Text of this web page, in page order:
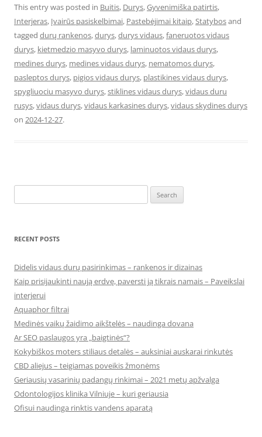
This entry was posted in Buitis, Durys,Gyvenimiška patirtis,
Interjeras, Įvairūs pasiskelbimai, Pastebėjimai kitaip,Statybosand
tagged durų rankenos,durys,durys vidaus,faneruotos vidaus
durys, kietmedzio masyvo durys, laminuotos vidaus durys,
medines durys, medines vidaus durys, nematomos durys,
pasleptos durys, pigios vidaus durys, plastikines vidaus durys,
spygliuociu masyvo durys,stiklines vidaus durys,vidaus duru
rusys,vidaus durys,vidaus karkasines durys,vidaus skydines durys
on 2024-12-27.
for:
RECENT POSTS
Didelis vidaus durų pasirinkimas – rankenos ir dizainas
Kaip prisijaukinti naują erdvę, paversti ją tikrais namais – Paveikslai
interjerui
Aquaphor filtrai
Medinės vaikų žaidimo aikštelės – naudinga dovana
Ar SEO paslaugos yra „baigtinės“?
Kokybiškos moters stiliaus detalės – auksiniai auskarai rinkutės
CBD aliejus – teigiamas poveikis žmonėms
Geriausių vasarinių padangų rinkimai – 2021 metų apžvalga
Odontologijos klinika Vilniuje – kuri geriausia
Ofisui naudinga rinktis vandens aparatą